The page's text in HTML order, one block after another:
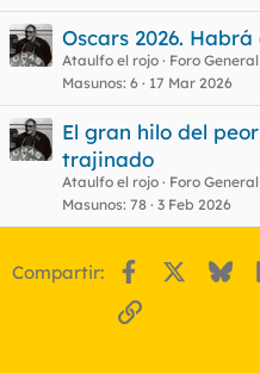
Oscars 2026.
Ataulfo el rojo
Foro General
Masunos 6 17 Mar 2026
El gran hilo del
trajinado
Ataulfo el rojo
Foro General
Masunos 78 3 Feb 2026
Compartir: Facebook
Enlace